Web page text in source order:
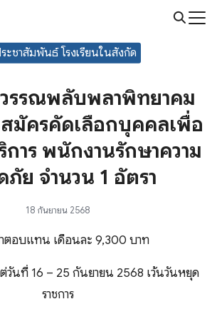
ะชาสัมพันธ์ โรงเรียนในสังกัด
วรรณพลับพลาพิทยาคม
มัครคัดเลือกบุคคลเพื่อ
การ พนักงานรักษาความ
ย จำนวน 1 อัตรา
18 กันยายน 2568
ตอบแทน เดือนละ 9,300 บาท
วันที่ 16 – 25 กันยายน 2568 เว้นวันหยุด
ราชการ